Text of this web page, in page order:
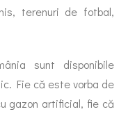
terenuri de fotbal,
sunt disponibile
Fie că este vorba de
gazon artificial, fie că